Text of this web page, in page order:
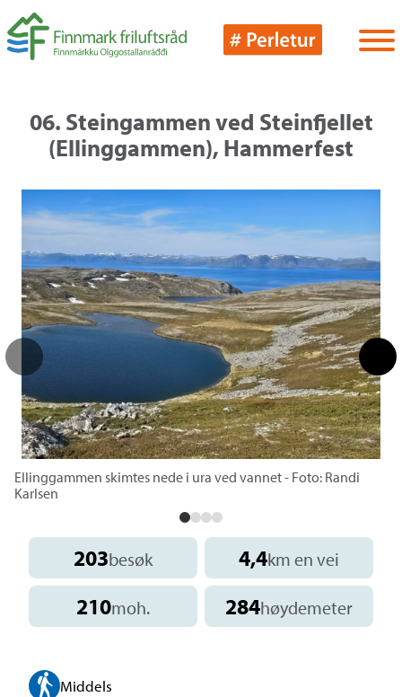
06. Steingammen ved Steinfjellet
(Ellinggammen), Hammerfest
Ellinggammen skimtes nede i ura ved vannet - Foto: Randi
Karlsen
203besøk 4,4km en vei
210moh. 284høydemeter
Middels